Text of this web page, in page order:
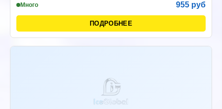
Много 955 руб
ПОДРОБНЕЕ